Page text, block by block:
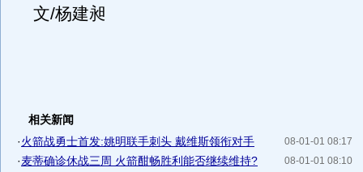
文/杨建昶
相关新闻
08-01-01 08:17
·火箭战勇士首发:姚明联手刺头 戴维斯领衔对手
08-01-01 08:10
·麦蒂确诊休战三周 火箭酣畅胜利能否继续维持?